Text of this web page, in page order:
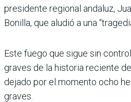
presidente regional andaluz,
Bonilla, que aludió a una
Este fuego que sigue sin
graves de la historia reciente
dejado por el momento ocho
graves.